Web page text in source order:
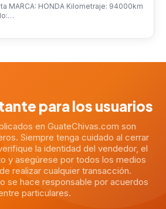
MARCA: HONDA Kilometraje: 94000km
para los usuarios
en GuateChivas.com son
Siempre tenga cuidado al cerrar
la identidad del vendedor, el
y asegúrese por todos los medios
realizar cualquier transacción.
se hace responsable por acuerdos
particulares.